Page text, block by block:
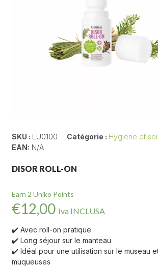
SKU : LU0100 Catégorie : Hygiène et
EAN: N/A
DISOR ROLL-ON
Earn 2 Uniko Points
€12,00 Iva INCLUSA
✔️ Avec roll-on pratique
✔️ Long séjour sur le manteau
✔️ Idéal pour une utilisation sur le museau
muqueuses